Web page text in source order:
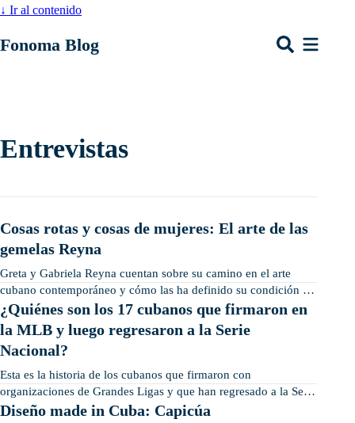
↓ Ir al contenido
Fonoma Blog
Entrevistas
Cosas rotas y cosas de mujeres: El arte de las
gemelas Reyna
Greta y Gabriela Reyna cuentan sobre su camino en el arte
cubano contemporáneo y cómo las ha definido su condición de
gemelas.
¿Quiénes son los 17 cubanos que firmaron en
la MLB y luego regresaron a la Serie
Nacional?
Esta es la historia de los cubanos que firmaron con
organizaciones de Grandes Ligas y que han regresado a la Serie
Nacional.
Diseño made in Cuba: Capicúa